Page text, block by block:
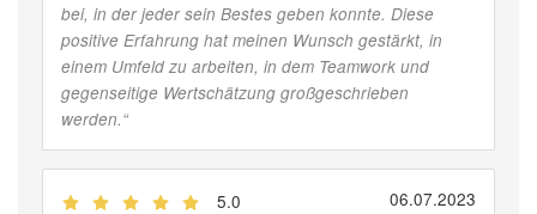
bei, in der jeder sein Bestes geben konnte. Diese
positive Erfahrung hat meinen Wunsch gestärkt, in
einem Umfeld zu arbeiten, in dem Teamwork und
gegenseitige Wertschätzung großgeschrieben
werden.“
5.0 06.07.2023